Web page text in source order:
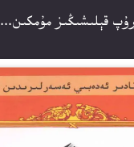
قېلىشىڭىز مۇمكىن...